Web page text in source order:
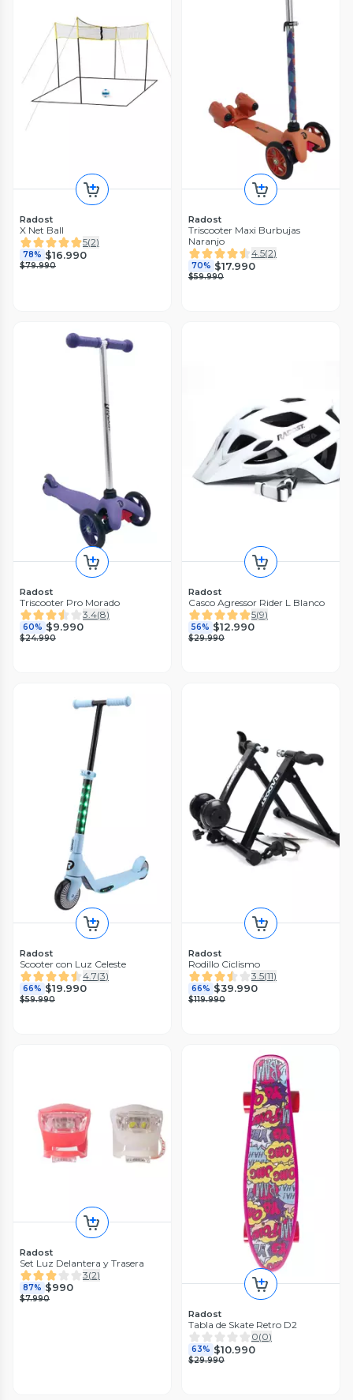
Radost
X Net Ball
5(2)
78% $16.990
$79.990
Radost
Triscooter Maxi Burbujas
Naranjo
4.5(2)
70% $17.990
$59.990
Radost
Triscooter Pro Morado
3.4(8)
60% $9.990
$24.990
Radost
Casco Agressor Rider L Blanco
5(9)
56% $12.990
$29.990
Radost
Scooter con Luz Celeste
4.7(3)
66% $19.990
$59.990
Radost
Rodillo Ciclismo
3.5(11)
66% $39.990
$119.990
Radost
Set Luz Delantera y Trasera
3(2)
87% $990
$7.990
Radost
Tabla de Skate Retro D2
0(0)
63% $10.990
$29.990